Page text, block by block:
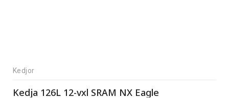
Kedjor
Kedja 126L 12-vxl SRAM NX Eagle